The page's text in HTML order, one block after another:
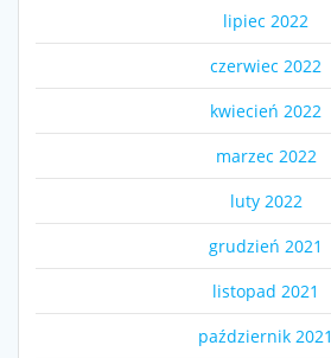
lipiec 2022
czerwiec 2022
kwiecień 2022
marzec 2022
luty 2022
grudzień 2021
listopad 2021
październik 2021